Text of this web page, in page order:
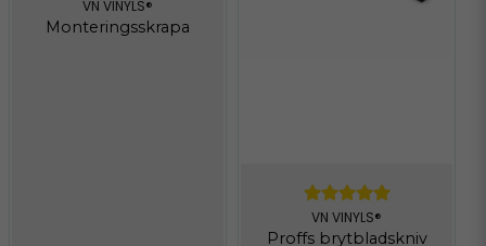
VN VINYLS®
Monteringsskrapa
VN VINYLS®
Proffs brytbladskniv